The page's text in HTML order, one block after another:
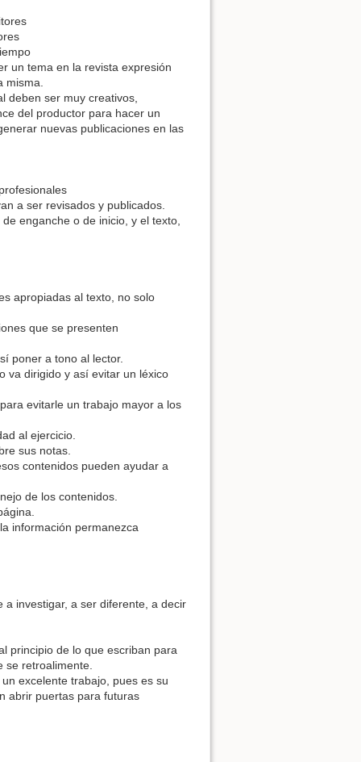
un tema en la revista expresión
misma.
deben ser muy creativos,
del productor para hacer un
nuevas publicaciones en las
a ser revisados y publicados.
enganche o de inicio, y el texto,
apropiadas al texto, no solo
que se presenten
poner a tono al lector.
va dirigido y así evitar un léxico
evitarle un trabajo mayor a los
al ejercicio.
sus notas.
contenidos pueden ayudar a
de los contenidos.
información permanezca
investigar, a ser diferente, a decir
principio de lo que escriban para
se retroalimente.
excelente trabajo, pues es su
abrir puertas para futuras